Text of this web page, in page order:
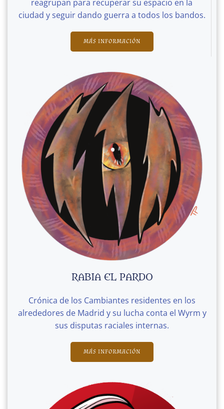
reagrupan para recuperar su espacio en la
ciudad y seguir dando guerra a todos los bandos.
MÁS INFORMACIÓN
RABIA EL PARDO
Crónica de los Cambiantes residentes en los
alrededores de Madrid y su lucha conta el Wyrm y
sus disputas raciales internas.
MÁS INFORMACIÓN